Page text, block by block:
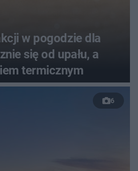
w pogodzie dla
się od upału, a
termicznym
6